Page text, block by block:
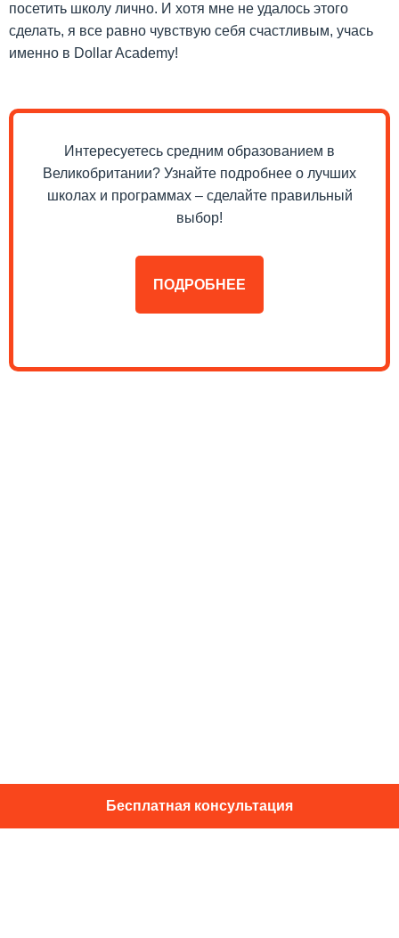
Бесплатная консультация
посетить школу лично. И хотя мне не удалось этого
сделать, я все равно чувствую себя счастливым, учась
именно в Dollar Academy!
Интересуетесь средним образованием в
Великобритании? Узнайте подробнее о лучших
школах и программах – сделайте правильный
выбор!
ПОДРОБНЕЕ